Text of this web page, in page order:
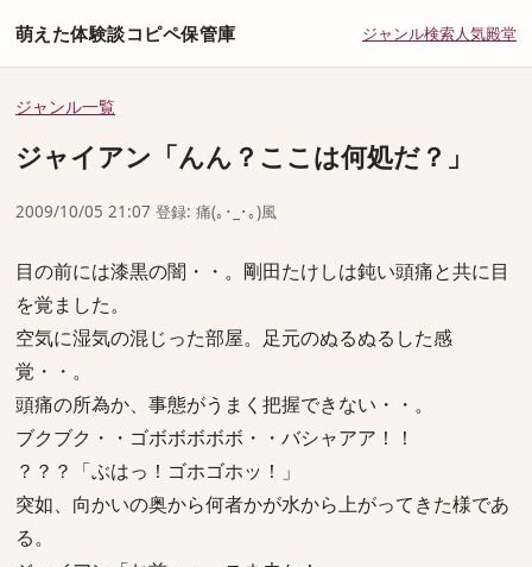
萌えた体験談コピペ保管庫 ジャンル検索人気殿堂
ジャンル一覧
ジャイアン「んん？ここは何処だ？」
2009/10/05 21:07 登録: 痛(｡･_･｡)風
目の前には漆黒の闇・・。剛田たけしは鈍い頭痛と共に目
を覚ました。
空気に湿気の混じった部屋。足元のぬるぬるした感
覚・・。
頭痛の所為か、事態がうまく把握できない・・。
ブクブク・・ゴボボボボボ・・バシャアア！！
？？？「ぶはっ！ゴホゴホッ！」
突如、向かいの奥から何者かが水から上がってきた様であ
る。